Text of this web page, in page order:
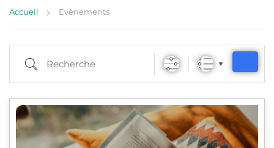
Accueil Evènements